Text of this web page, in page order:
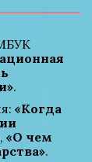
.
«Когда
, «О чем
.